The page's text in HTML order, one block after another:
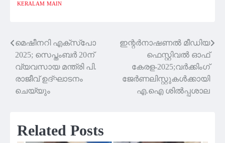
KERALAM MAIN
Post
navigation
മെഷീനറി എക്സ്പോ
2025; സെപ്തംബർ 20ന്
വ്യവസായ മന്ത്രി പി.
രാജീവ് ഉദ്ഘാടനം
ചെയ്യും
ഇന്റര്‍നാഷണല്‍ മീഡിയ
ഫെസ്റ്റിവല്‍ ഓഫ്
കേരള-2025;വര്‍ക്കിംഗ്
ജേര്‍ണലിസ്റ്റുകള്‍ക്കായി
എ.ഐ ശില്‍പ്പശാല
Related Posts